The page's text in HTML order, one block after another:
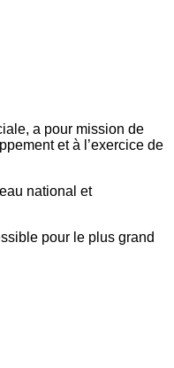
a pour mission de
et à l’exercice de
national et
pour le plus grand